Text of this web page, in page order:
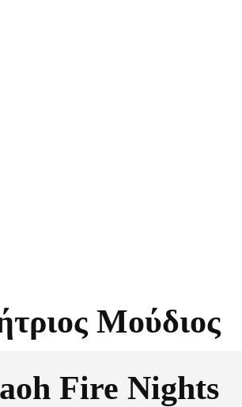
Μούδιος
Fire Nights